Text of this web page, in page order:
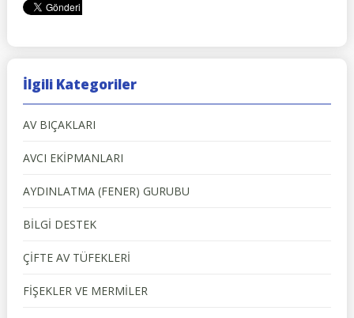
İlgili Kategoriler
AV BIÇAKLARI
AVCI EKİPMANLARI
AYDINLATMA (FENER) GURUBU
BİLGİ DESTEK
ÇİFTE AV TÜFEKLERİ
FİŞEKLER VE MERMİLER